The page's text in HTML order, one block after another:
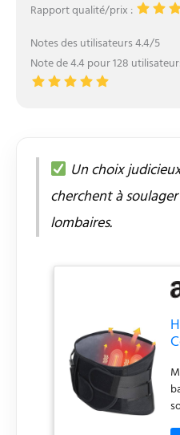
Rapport qualité/prix :
Notes des utilisateurs 4.4/5
Note de 4.4 pour 128
Un choix
cherchent à
lombaires.